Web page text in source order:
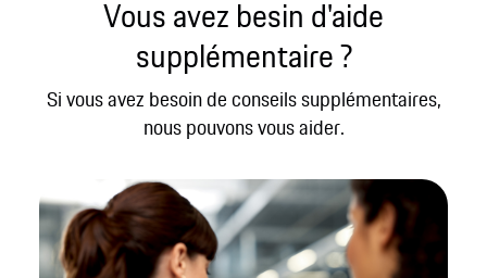
Vous avez besin d'aide
supplémentaire ?
Si vous avez besoin de conseils supplémentaires,
nous pouvons vous aider.